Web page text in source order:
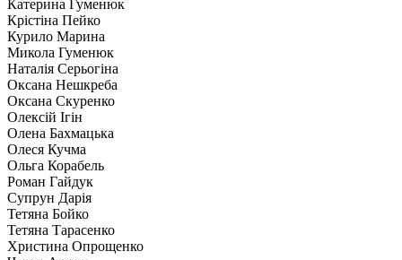
Катерина Гуменюк
Крістіна Пейко
Курило Марина
Микола Гуменюк
Наталія Серьогіна
Оксана Нешкреба
Оксана Скуренко
Олексій Ігін
Олена Бахмацька
Олеся Кучма
Ольга Корабель
Роман Гайдук
Супрун Дарія
Тетяна Бойко
Тетяна Тарасенко
Христина Опрощенко